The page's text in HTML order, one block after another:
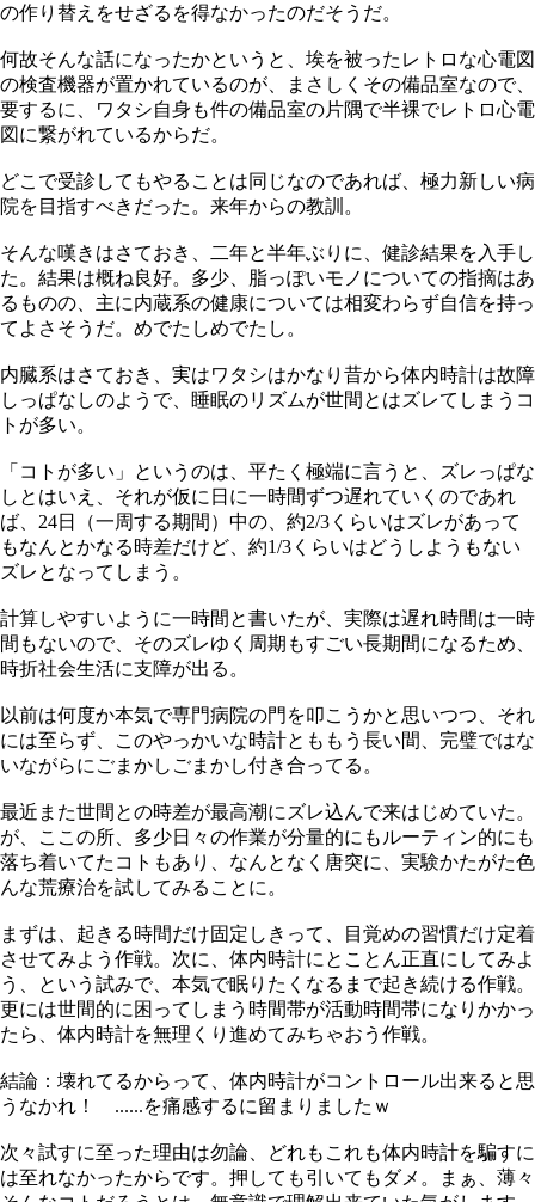
の作り替えをせざるを得なかったのだそうだ。
何故そんな話になったかというと、埃を被ったレトロな心電図
の検査機器が置かれているのが、まさしくその備品室なので、
要するに、ワタシ自身も件の備品室の片隅で半裸でレトロ心電
図に繋がれているからだ。
どこで受診してもやることは同じなのであれば、極力新しい病
院を目指すべきだった。来年からの教訓。
そんな嘆きはさておき、二年と半年ぶりに、健診結果を入手し
た。結果は概ね良好。多少、脂っぽいモノについての指摘はあ
るものの、主に内蔵系の健康については相変わらず自信を持っ
てよさそうだ。めでたしめでたし。
内臓系はさておき、実はワタシはかなり昔から体内時計は故障
しっぱなしのようで、睡眠のリズムが世間とはズレてしまうコ
トが多い。
「コトが多い」というのは、平たく極端に言うと、ズレっぱな
しとはいえ、それが仮に日に一時間ずつ遅れていくのであれ
ば、24日（一周する期間）中の、約2/3くらいはズレがあって
もなんとかなる時差だけど、約1/3くらいはどうしようもない
ズレとなってしまう。
計算しやすいように一時間と書いたが、実際は遅れ時間は一時
間もないので、そのズレゆく周期もすごい長期間になるため、
時折社会生活に支障が出る。
以前は何度か本気で専門病院の門を叩こうかと思いつつ、それ
には至らず、このやっかいな時計とももう長い間、完璧ではな
いながらにごまかしごまかし付き合ってる。
最近また世間との時差が最高潮にズレ込んで来はじめていた。
が、ここの所、多少日々の作業が分量的にもルーティン的にも
落ち着いてたコトもあり、なんとなく唐突に、実験かたがた色
んな荒療治を試してみることに。
まずは、起きる時間だけ固定しきって、目覚めの習慣だけ定着
させてみよう作戦。次に、体内時計にとことん正直にしてみよ
う、という試みで、本気で眠りたくなるまで起き続ける作戦。
更には世間的に困ってしまう時間帯が活動時間帯になりかかっ
たら、体内時計を無理くり進めてみちゃおう作戦。
結論：壊れてるからって、体内時計がコントロール出来ると思
うなかれ！ ......を痛感するに留まりましたｗ
次々試すに至った理由は勿論、どれもこれも体内時計を騙すに
は至れなかったからです。押しても引いてもダメ。まぁ、薄々